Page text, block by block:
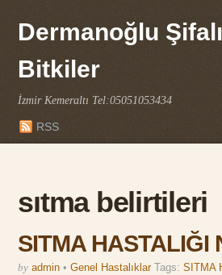
Dermanoğlu Şifalı
Bitkiler
İzmir Kemeraltı Tel:05051053434
RSS
sıtma belirtileri
SITMA HASTALIĞI
by admin • Genel Hastalıklar Tags:SITMA